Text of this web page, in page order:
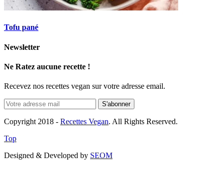
Tofu pané
Newsletter
Ne Ratez aucune recette !
Recevez nos recettes vegan sur votre adresse email.
Copyright 2018 - Recettes Vegan. All Rights Reserved.
Top
Designed & Developed by SEOM